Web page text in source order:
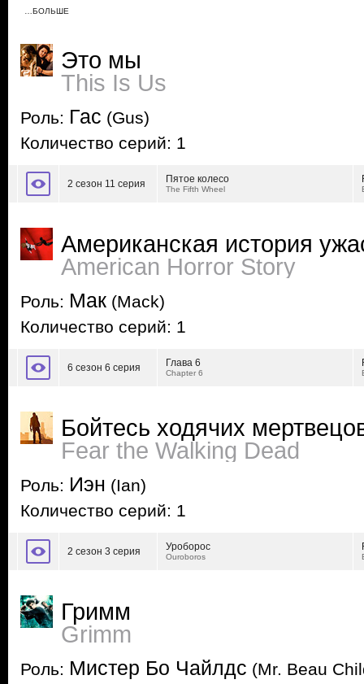
…БОЛЬШЕ
Это мы
This Is Us
Роль: Гас (Gus)
Количество серий: 1
2 сезон 11 серия Пятое колесо
The Fifth Wheel
Американская история
American Horror Story
Роль: Мак (Mack)
Количество серий: 1
6 сезон 6 серия Глава 6
Chapter 6
Бойтесь ходячих
Fear the Walking Dead
Роль: Иэн (Ian)
Количество серий: 1
2 сезон 3 серия Уроборос
Ouroboros
Гримм
Grimm
Роль: Мистер Бо Чайлдс (Mr. Beau